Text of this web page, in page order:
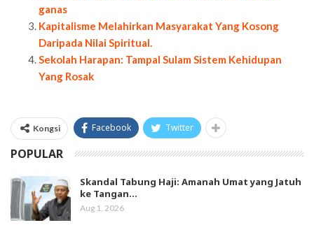
ganas
Kapitalisme Melahirkan Masyarakat Yang Kosong
Daripada Nilai Spiritual.
Sekolah Harapan: Tampal Sulam Sistem Kehidupan
Yang Rosak
Kongsi Facebook Twitter
POPULAR
Skandal Tabung Haji: Amanah Umat yang Jatuh
ke Tangan…
Aug 1, 2026